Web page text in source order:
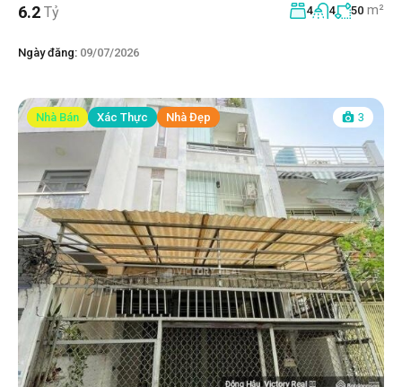
6.2 Tỷ 4 4 50 m²
Ngày đăng: 09/07/2026
Nhà Bán Xác Thực Nhà Đẹp 3